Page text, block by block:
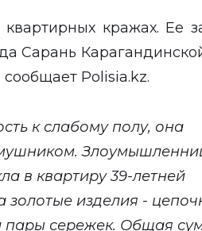
кражах. Ее
Сарань
сообщает Polisia.kz.
к слабому полу, она
в квартиру 39-летней
изделия -
пары сережек. Общая